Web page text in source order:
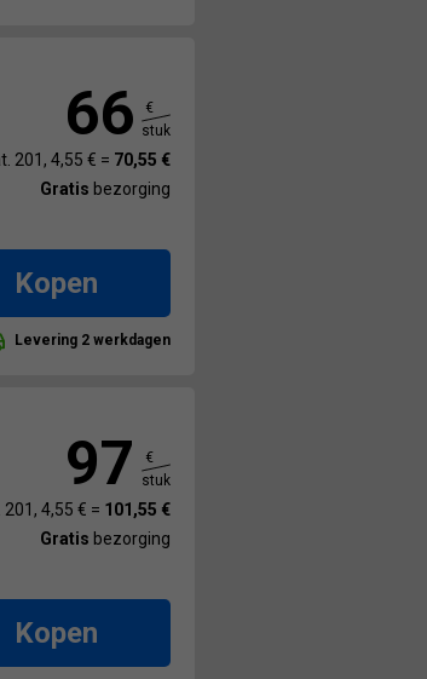
66
€
stuk
201, 4,55 € = 70,55 €
Gratis bezorging
Kopen
Levering 2 werkdagen
97
€
stuk
4,55 € = 101,55 €
Gratis bezorging
Kopen